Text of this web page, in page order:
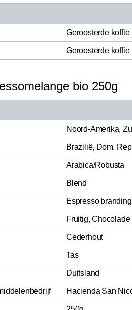
Geroosterde koffie
Geroosterde koffie
bio 250g
Noord-Amerika,
Brazilië, Dom. Rep
Arabica/Robusta
Blend
Espresso branding
Fruitig, Chocolade
Cederhout
Tas
Duitsland
Hacienda San